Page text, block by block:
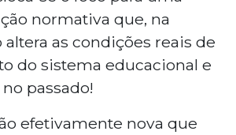
normativa que, na
altera as condições reais de
do sistema educacional e
passado!
efetivamente nova que